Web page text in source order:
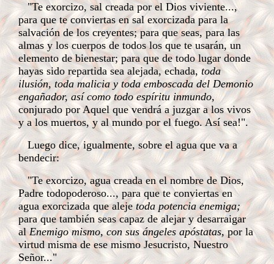
"Te exorcizo, sal creada por el Dios viviente...,
para que te conviertas en sal exorcizada para la
salvación de los creyentes; para que seas, para las
almas y los cuerpos de todos los que te usarán, un
elemento de bienestar; para que de todo lugar donde
hayas sido repartida sea alejada, echada, toda
ilusión, toda malicia y toda emboscada del Demonio
engañador, así como todo espíritu inmundo,
conjurado por Aquel que vendrá a juzgar a los vivos
y a los muertos, y al mundo por el fuego. Así sea!".
Luego dice, igualmente, sobre el agua que va a
bendecir:
"Te exorcizo, agua creada en el nombre de Dios,
Padre todopoderoso..., para que te conviertas en
agua exorcizada que aleje toda potencia enemiga;
para que también seas capaz de alejar y desarraigar
alEnemigo mismo, con sus ángeles apóstatas,por la
virtud misma de ese mismo Jesucristo, Nuestro
Señor..."